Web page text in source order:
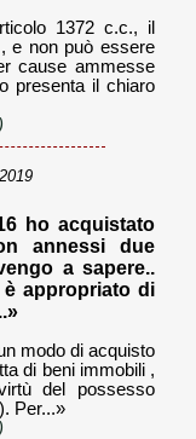
1372 c.c., il
e non può essere
cause ammesse
presenta il chiaro
ho acquistato
annessi due
a sapere..
appropriato di
modo di acquisto
di beni immobili ,
del possesso
Per...»